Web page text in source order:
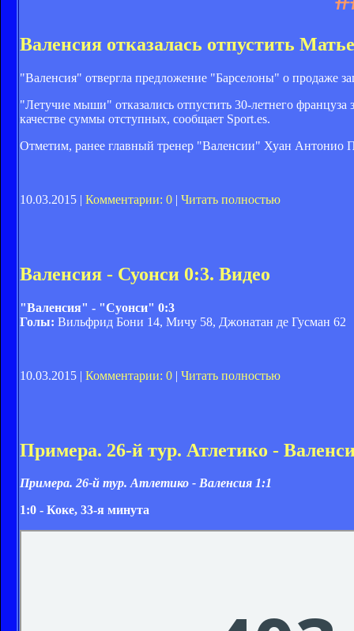
Валенсия отказалась отпустить
"Валенсия" отвергла предложение "Барселоны" о продаже
"Летучие мыши" отказались отпустить 30-летнего
качестве суммы отступных, сообщает Sport.es.
Отметим, ранее главный тренер "Валенсии" Хуан Антонио
10.03.2015 | Комментарии: 0 | Читать полностью
Валенсия - Суонси 0:3. Видео
"Валенсия" - "Суонси" 0:3
Голы: Вильфрид Бони 14, Мичу 58, Джонатан де Гусман 62
10.03.2015 | Комментарии: 0 | Читать полностью
Примера. 26-й тур. Атлетико -
Примера. 26-й тур. Атлетико - Валенсия 1:1
1:0 - Коке, 33-я минута